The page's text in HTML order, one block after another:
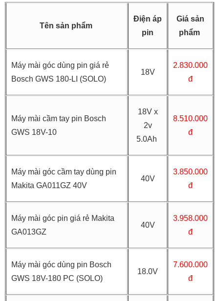
Tên sản phẩm
Điện áp
pin
Giá sản
phẩm
Máy mài góc dùng pin giá rẻ
Bosch GWS 180-LI (SOLO)
18V
2.830.000
đ
Máy mài cầm tay pin Bosch
GWS 18V-10
18V x
2v
5.0Ah
8.510.000
đ
Máy mài góc cầm tay dùng pin
Makita GA011GZ 40V
40V
3.850.000
đ
Máy mài góc pin giá rẻ Makita
GA013GZ
40V
3.958.000
đ
Máy mài góc dùng pin Bosch
GWS 18V-180 PC (SOLO)
18.0V
7.600.000
đ